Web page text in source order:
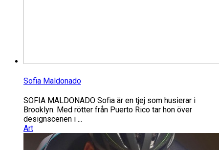
Sofia Maldonado
SOFIA MALDONADO Sofia är en tjej som husierar i
Brooklyn. Med rötter från Puerto Rico tar hon över
designscenen i ...
Art